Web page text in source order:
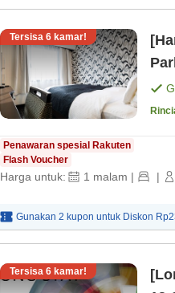
Tersisa 6 kamar!
Penawaran spesial Rakuten
Flash Voucher
Harga untuk: 1 malam | |
Gunakan 2 kupon untuk Diskon
Tersisa 6 kamar!